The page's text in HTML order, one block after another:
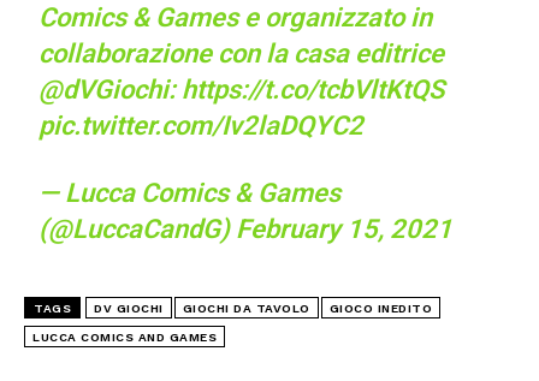
Comics & Games e organizzato in
collaborazione con la casa editrice
@dVGiochi:https://t.co/tcbVltKtQS
pic.twitter.com/Iv2laDQYC2
— Lucca Comics & Games
(@LuccaCandG) February 15, 2021
TAGS DV GIOCHI GIOCHI DA TAVOLO GIOCO INEDITO
LUCCA COMICS AND GAMES